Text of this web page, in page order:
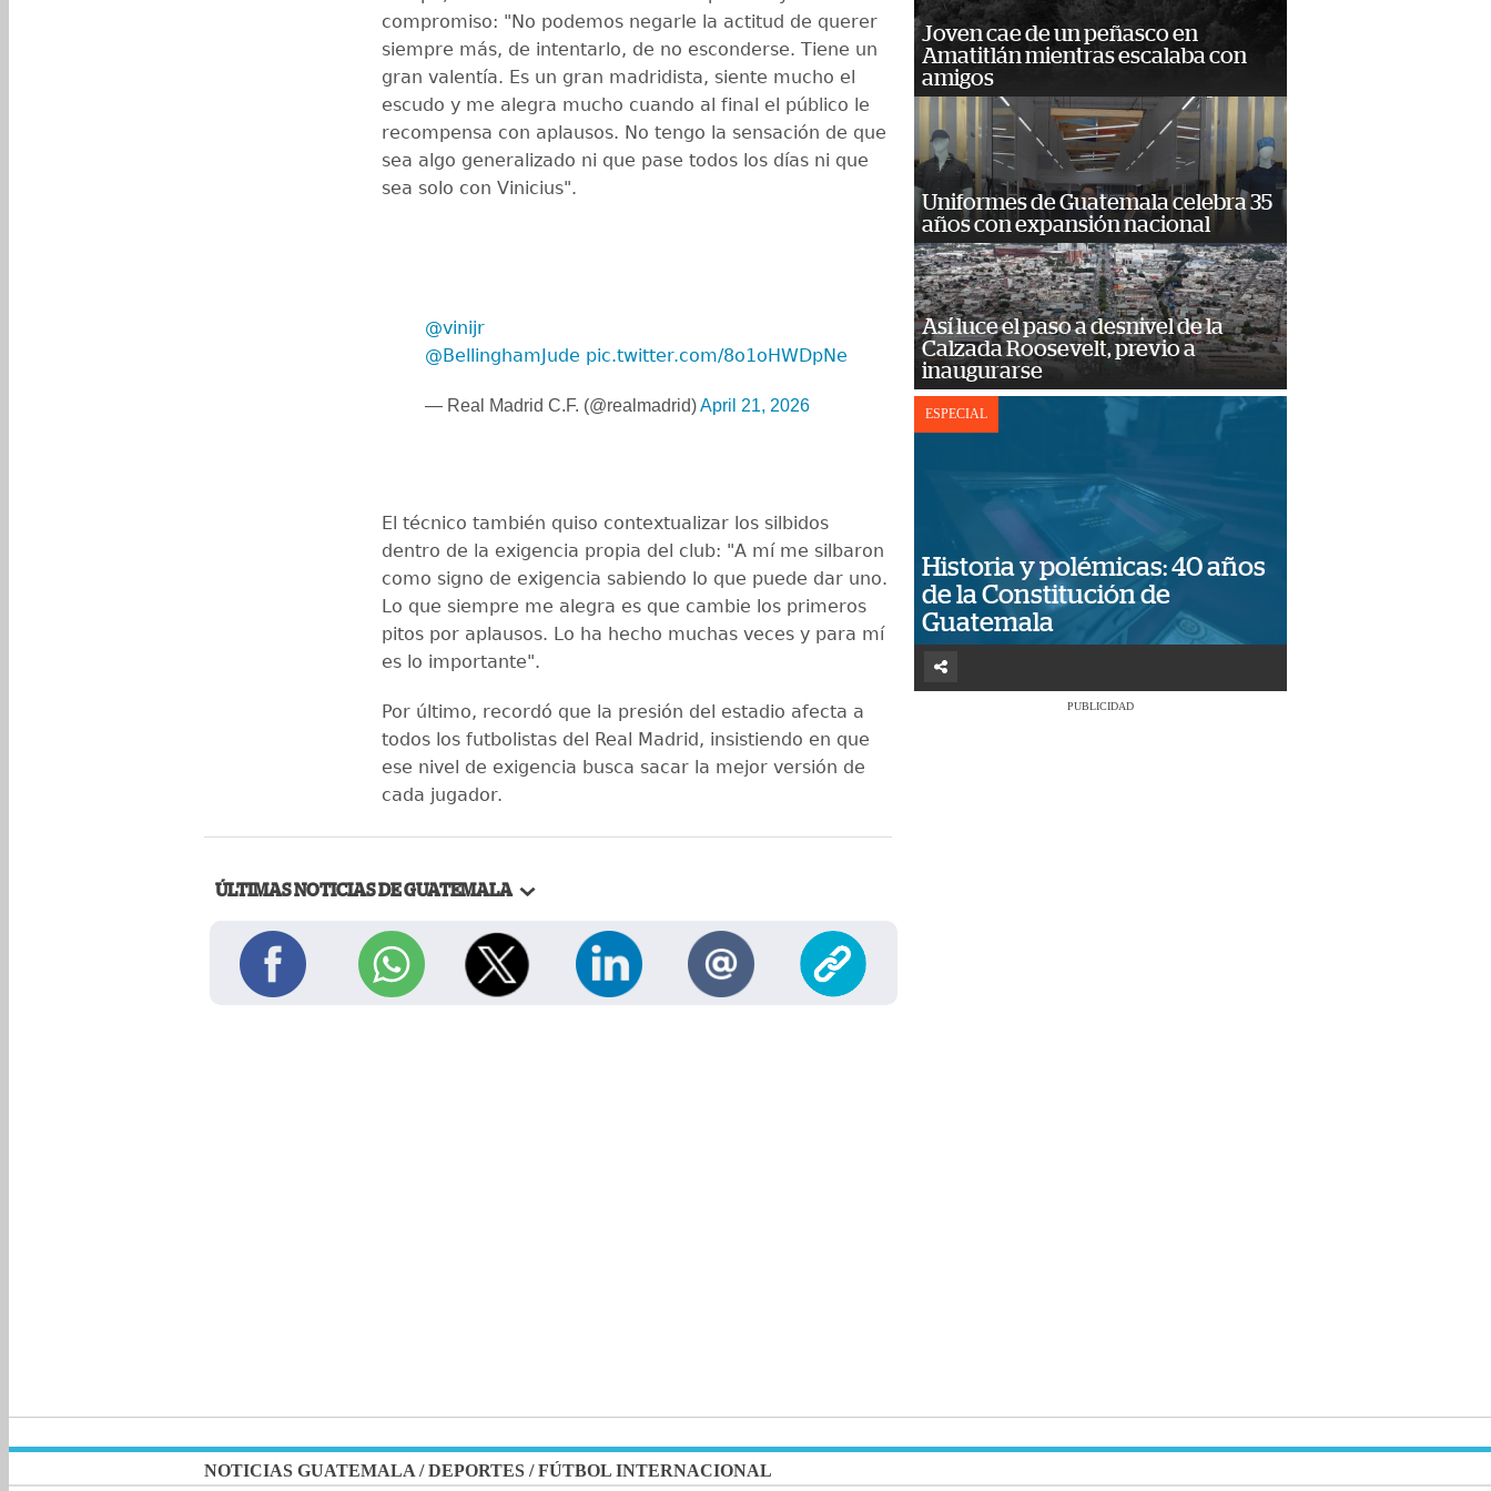
compromiso: "No podemos negarle la actitud de querer
siempre más, de intentarlo, de no esconderse. Tiene un
gran valentía. Es un gran madridista, siente mucho el
escudo y me alegra mucho cuando al final el público le
recompensa con aplausos. No tengo la sensación de que
sea algo generalizado ni que pase todos los días ni que
sea solo con Vinicius".
@vinijr
@BellinghamJude pic.twitter.com/8o1oHWDpNe
— Real Madrid C.F. (@realmadrid)April 21, 2026
El técnico también quiso contextualizar los silbidos
dentro de la exigencia propia del club: "A mí me silbaron
como signo de exigencia sabiendo lo que puede dar uno.
Lo que siempre me alegra es que cambie los primeros
pitos por aplausos. Lo ha hecho muchas veces y para mí
es lo importante".
Por último, recordó que la presión del estadio afecta a
todos los futbolistas del Real Madrid, insistiendo en que
ese nivel de exigencia busca sacar la mejor versión de
cada jugador.
ÚLTIMAS NOTICIAS DE GUATEMALA
Joven cae de un peñasco en
Amatitlán mientras escalaba con
amigos
Uniformes de Guatemala celebra 35
años con expansión nacional
Así luce el paso a desnivel de la
Calzada Roosevelt, previo a
inaugurarse
ESPECIAL
Historia y polémicas: 40 años
de la Constitución de
Guatemala
PUBLICIDAD
NOTICIAS GUATEMALA /DEPORTES /FÚTBOL INTERNACIONAL